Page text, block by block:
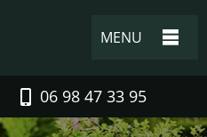
MENU
06 98 47 33 95